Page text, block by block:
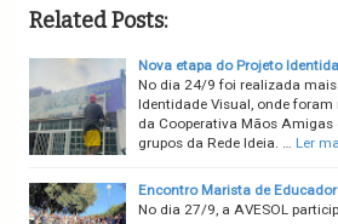
Related Posts:
Nova etapa do Projeto
No dia 24/9 foi realizada
Identidade Visual, onde
da Cooperativa Mãos Amigas
grupos da Rede Ideia. …
Ler
Encontro Marista de
No dia 27/9, a AVESOL